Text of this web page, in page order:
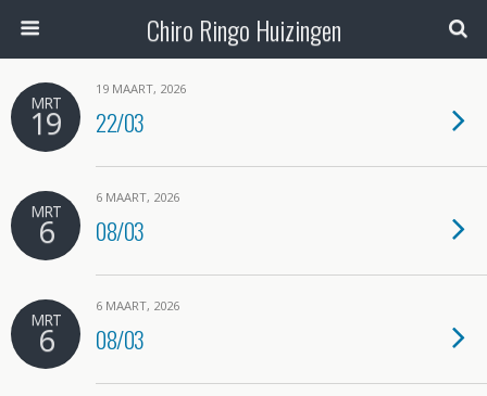
Chiro Ringo Huizingen
MRT
19
19 MAART, 2026
22/03
MRT
6
6 MAART, 2026
08/03
MRT
6
6 MAART, 2026
08/03